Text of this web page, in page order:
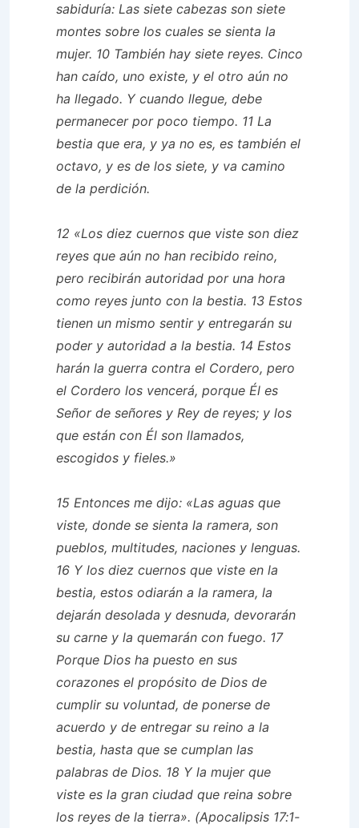
sabiduría: Las siete cabezas son siete
montes sobre los cuales se sienta la
mujer. 10 También hay siete reyes. Cinco
han caído, uno existe, y el otro aún no
ha llegado. Y cuando llegue, debe
permanecer por poco tiempo. 11 La
bestia que era, y ya no es, es también el
octavo, y es de los siete, y va camino
de la perdición.
12 «Los diez cuernos que viste son diez
reyes que aún no han recibido reino,
pero recibirán autoridad por una hora
como reyes junto con la bestia. 13 Estos
tienen un mismo sentir y entregarán su
poder y autoridad a la bestia. 14 Estos
harán la guerra contra el Cordero, pero
el Cordero los vencerá, porque Él es
Señor de señores y Rey de reyes; y los
que están con Él son llamados,
escogidos y fieles.»
15 Entonces me dijo: «Las aguas que
viste, donde se sienta la ramera, son
pueblos, multitudes, naciones y lenguas.
16 Y los diez cuernos que viste en la
bestia, estos odiarán a la ramera, la
dejarán desolada y desnuda, devorarán
su carne y la quemarán con fuego. 17
Porque Dios ha puesto en sus
corazones el propósito de Dios de
cumplir su voluntad, de ponerse de
acuerdo y de entregar su reino a la
bestia, hasta que se cumplan las
palabras de Dios. 18 Y la mujer que
viste es la gran ciudad que reina sobre
los reyes de la tierra». (Apocalipsis 17:1-